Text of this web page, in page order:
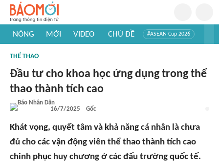
NÓNG MỚI VIDEO CHỦ ĐỀ #ASEAN Cup 2026
#Khám phá thế giới
THỂ THAO
Đầu tư cho khoa học ứng dụng trong thể
thao thành tích cao
16/7/2025 Gốc
Khát vọng, quyết tâm và khả năng cá nhân là chưa
đủ cho các vận động viên thể thao thành tích cao
chinh phục huy chương ở các đấu trường quốc tế.